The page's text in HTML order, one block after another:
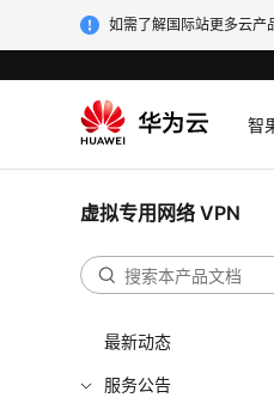
如需了解国际站更多云产
智
虚拟专用网络 VPN
最新动态
服务公告